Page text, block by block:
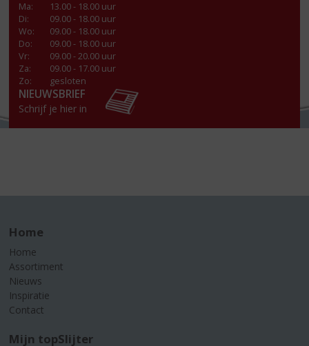
Ma:
13.00 - 18.00 uur
Di:
09.00 - 18.00 uur
Wo:
09.00 - 18.00 uur
Do:
09.00 - 18.00 uur
Vr:
09.00 - 20.00 uur
Za:
09.00 - 17.00 uur
Zo:
gesloten
NIEUWSBRIEF
Schrijf je hier in
Home
Home
Assortiment
Nieuws
Inspiratie
Contact
Mijn topSlijter